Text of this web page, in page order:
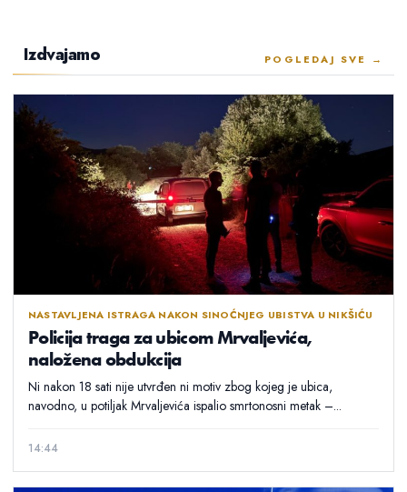
Izdvajamo POGLEDAJ SVE →
NASTAVLJENA ISTRAGA NAKON SINOĆNJEG UBISTVA U NIKŠIĆU
Policija traga za ubicom Mrvaljevića,
naložena obdukcija
Ni nakon 18 sati nije utvrđen ni motiv zbog kojeg je ubica,
navodno, u potiljak Mrvaljevića ispalio smrtonosni metak –...
14:44